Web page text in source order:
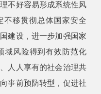
不好容易形成系统性风
不移贯彻总体国家安全
建设，进一步加强国家
域风险得到有效防范化
人人享有的社会治理共
事前预防转型，促进社